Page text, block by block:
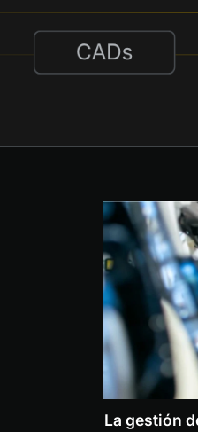
La gestión